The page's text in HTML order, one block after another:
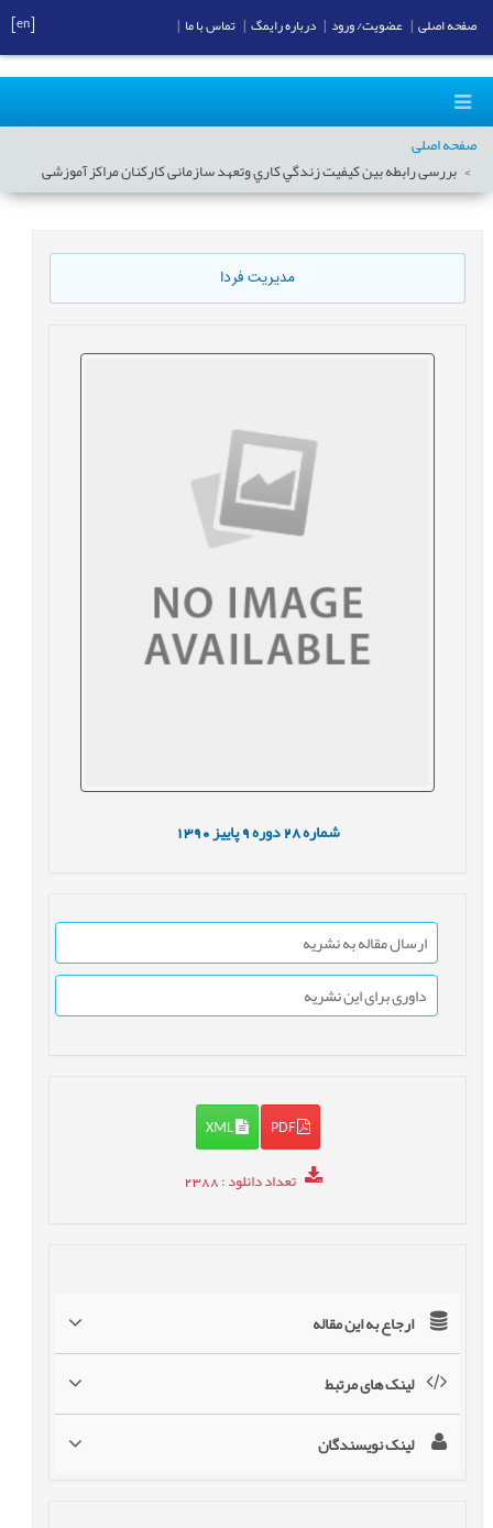
صفحه اصلی
بررسی رابطه بين كيفيت زندگي كاري وتعهد سازمانی کارکنان مراکز آموزشی
مدیریت فردا
شماره28 دوره9 پاییز1390
ارسال مقاله به نشریه
داوری برای این نشریه
PDF
XML
تعداد دانلود: 2388
ارجاع به این مقاله
لینک های مرتبط
لینک نویسندگان
صفحه اصلی عضویت/ ورود درباره رایمگ تماس با ما